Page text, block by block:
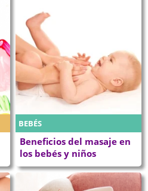
BEBÉS
Beneficios del masaje en
los bebés y niños